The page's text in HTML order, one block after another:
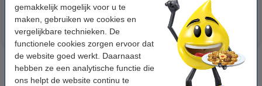
gemakkelijk mogelijk voor u te
maken, gebruiken we cookies en
vergelijkbare technieken. De
functionele cookies zorgen ervoor dat
de website goed werkt. Daarnaast
hebben ze een analytische functie die
ons helpt de website continu te